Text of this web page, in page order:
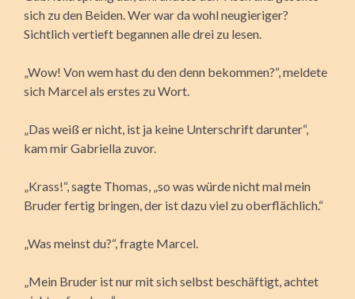
sich zu den Beiden. Wer war da wohl neugieriger?
Sichtlich vertieft begannen alle drei zu lesen.
„Wow! Von wem hast du den denn bekommen?“, meldete
sich Marcel als erstes zu Wort.
„Das weiß er nicht, ist ja keine Unterschrift darunter“,
kam mir Gabriella zuvor.
„Krass!“, sagte Thomas, „so was würde nicht mal mein
Bruder fertig bringen, der ist dazu viel zu oberflächlich.“
„Was meinst du?“, fragte Marcel.
„Mein Bruder ist nur mit sich selbst beschäftigt, achtet